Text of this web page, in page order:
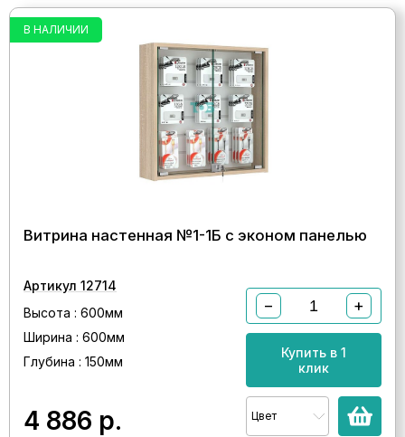
В НАЛИЧИИ
Витрина настенная №1-1Б с эконом панелью
Артикул 12714
Высота : 600мм
Ширина : 600мм
Глубина : 150мм
4 886 р.
− +
Купить в 1
клик
Цвет